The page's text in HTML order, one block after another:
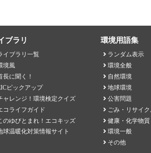
ブラリ
イブラリ一覧
境風
長に聞く！
ピックアップ
ャレンジ！環境検定クイズ
コライフガイド
のゆびとまれ！エコキッズ
球温暖化対策情報サイト
環境用語集
ランダム表示
環境全般
自然環境
地球環境
公害問題
ごみ・リサイ
健康・化学物質
環境一般
その他